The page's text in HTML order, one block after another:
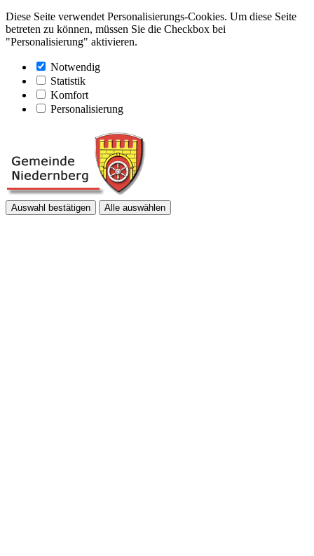
Diese Seite verwendet Personalisierungs-Cookies. Um diese Seite
betreten zu können, müssen Sie die Checkbox bei
"Personalisierung" aktivieren.
Notwendig
Statistik
Komfort
Personalisierung
Auswahl bestätigen Alle auswählen